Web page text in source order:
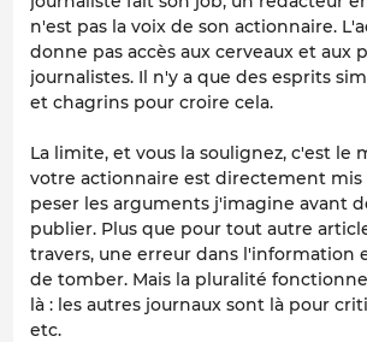
n'est pas la voix de son actionnaire.
donne pas accès aux cerveaux et aux
journalistes. Il n'y a que des esprits
et chagrins pour croire cela.
La limite, et vous la soulignez, c'est le
votre actionnaire est directement mis
peser les arguments j'imagine avant
publier. Plus que pour tout autre
travers, une erreur dans l'information
de tomber. Mais la pluralité
là : les autres journaux sont là pour
etc.